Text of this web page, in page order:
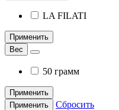
LA FILATI
Применить
Вес
50 грамм
Применить
Применить
Сбросить